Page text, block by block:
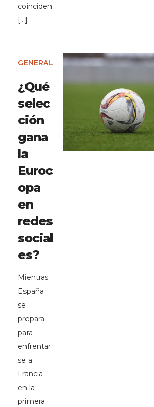
coinciden
[…]
GENERAL
¿Qué
selec
ción
gana
la
Euroc
opa
en
redes
social
es?
Mientras
España
se
prepara
para
enfrentar
se a
Francia
en la
primera